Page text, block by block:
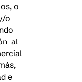
o
o
al
e